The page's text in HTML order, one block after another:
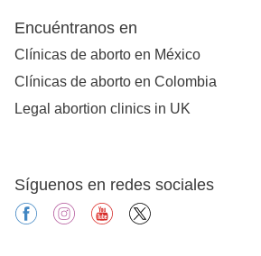
Encuéntranos en
Clínicas de aborto en México
Clínicas de aborto en Colombia
Legal abortion clinics in UK
Síguenos en redes sociales
facebookinstagramyoutube